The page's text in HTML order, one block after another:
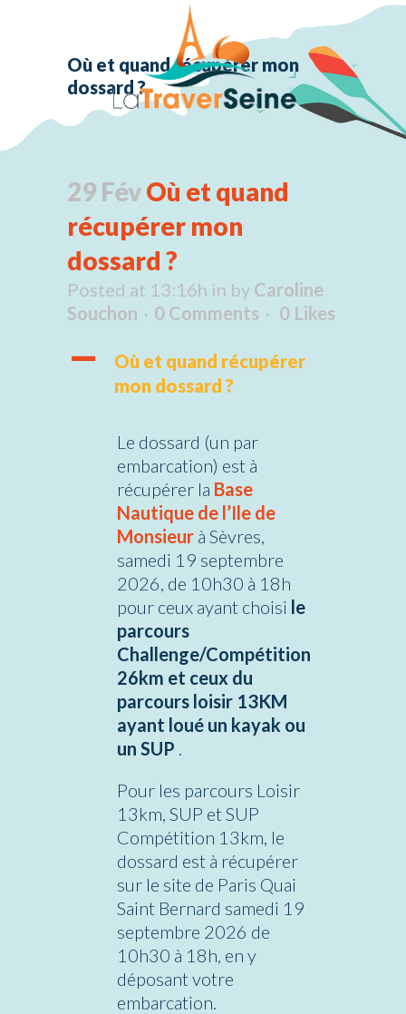
Où et quand récupérer mon
dossard ?
29 FévOù et quand
récupérer mon
dossard ?
Posted at 13:16h in by Caroline
Souchon
0 Comments 0 Likes
A
Où et quand récupérer
mon dossard ?
Le dossard (un par
embarcation) est à
récupérer la Base
Nautique de l’Ile de
Monsieur à Sèvres,
samedi 19 septembre
2026, de 10h30 à 18h
pour ceux ayant choisi le
parcours
Challenge/Compétition
26km et ceux du
parcours loisir 13KM
ayant loué un kayak ou
un SUP
Pour les parcours Loisir
13km, SUP et SUP
Compétition 13km, le
dossard est à récupérer
sur le site de Paris Quai
Saint Bernard samedi 19
septembre 2026 de
10h30 à 18h, en y
déposant votre
embarcation.